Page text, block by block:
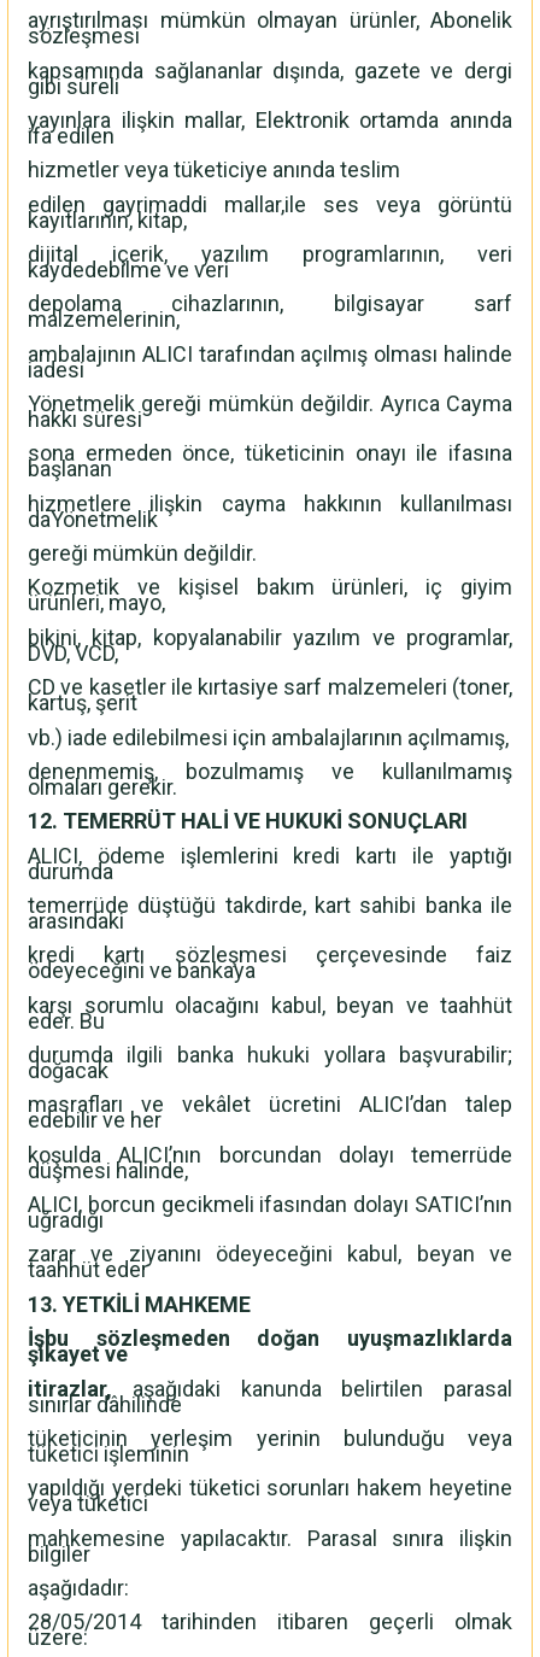
ayrıştırılması mümkün olmayan ürünler, Abonelik
sözleşmesi
kapsamında sağlananlar dışında, gazete ve dergi
gibi süreli
yayınlara ilişkin mallar, Elektronik ortamda anında
ifa edilen
hizmetler veya tüketiciye anında teslim
edilen gayrimaddi mallar,ile ses veya görüntü
kayıtlarının, kitap,
dijital içerik, yazılım programlarının, veri
kaydedebilme ve veri
depolama cihazlarının, bilgisayar sarf
malzemelerinin,
ambalajının ALICI tarafından açılmış olması halinde
iadesi
Yönetmelik gereği mümkün değildir. Ayrıca Cayma
hakkı süresi
sona ermeden önce, tüketicinin onayı ile ifasına
başlanan
hizmetlere ilişkin cayma hakkının kullanılması
daYönetmelik
gereği mümkün değildir.
Kozmetik ve kişisel bakım ürünleri, iç giyim
ürünleri, mayo,
bikini, kitap, kopyalanabilir yazılım ve programlar,
DVD, VCD,
CD ve kasetler ile kırtasiye sarf malzemeleri (toner,
kartuş, şerit
vb.) iade edilebilmesi için ambalajlarının açılmamış,
denenmemiş, bozulmamış ve kullanılmamış
olmaları gerekir.
12. TEMERRÜT HALİ VE HUKUKİ SONUÇLARI
ALICI, ödeme işlemlerini kredi kartı ile yaptığı
durumda
temerrüde düştüğü takdirde, kart sahibi banka ile
arasındaki
kredi kartı sözleşmesi çerçevesinde faiz
ödeyeceğini ve bankaya
karşı sorumlu olacağını kabul, beyan ve taahhüt
eder. Bu
durumda ilgili banka hukuki yollara başvurabilir;
doğacak
masrafları ve vekâlet ücretini ALICI’dan talep
edebilir ve her
koşulda ALICI’nın borcundan dolayı temerrüde
düşmesi halinde,
ALICI, borcun gecikmeli ifasından dolayı SATICI’nın
uğradığı
zarar ve ziyanını ödeyeceğini kabul, beyan ve
taahhüt eder
13. YETKİLİ MAHKEME
İşbu sözleşmeden doğan uyuşmazlıklarda
şikayet ve
itirazlar, aşağıdaki kanunda belirtilen parasal
sınırlar dâhilinde
tüketicinin yerleşim yerinin bulunduğu veya
tüketici işleminin
yapıldığı yerdeki tüketici sorunları hakem heyetine
veya tüketici
mahkemesine yapılacaktır. Parasal sınıra ilişkin
bilgiler
aşağıdadır:
28/05/2014 tarihinden itibaren geçerli olmak
üzere: